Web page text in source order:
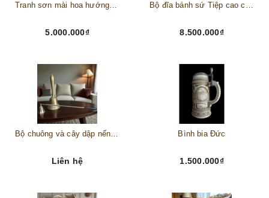
Tranh sơn mài hoa hướng dương châu Âu
5.000.000₫
Bộ đĩa bánh sứ Tiệp cao cấp – Biểu tượng tinh tế cho bàn tiệc thượng lưu
8.500.000₫
Bộ chuông và cây dập nến đồng
Liên hệ
Bình bia Đức
1.500.000₫